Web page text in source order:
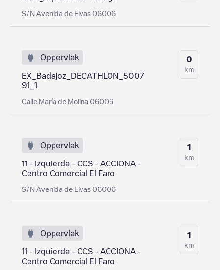
S/N Avenida de Elvas 06006
Oppervlak
EX_Badajoz_DECATHLON_5007
91_1
Calle María de Molina 06006
0
km
Oppervlak
11 - Izquierda - CCS - ACCIONA -
Centro Comercial El Faro
S/N Avenida de Elvas 06006
1
km
Oppervlak
11 - Izquierda - CCS - ACCIONA -
Centro Comercial El Faro
1
km